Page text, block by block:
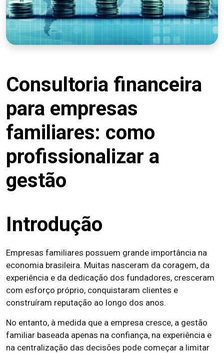
Consultoria financeira
para empresas
familiares: como
profissionalizar a
gestão
Introdução
Empresas familiares possuem grande importância na
economia brasileira. Muitas nasceram da coragem, da
experiência e da dedicação dos fundadores, cresceram
com esforço próprio, conquistaram clientes e
construíram reputação ao longo dos anos.
No entanto, à medida que a empresa cresce, a gestão
familiar baseada apenas na confiança, na experiência e
na centralização das decisões pode começar a limitar